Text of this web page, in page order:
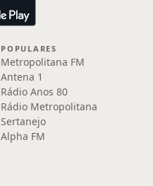
POPULARES
Metropolitana FM
Antena 1
Rádio Anos 80
Rádio Metropolitana
Sertanejo
Alpha FM